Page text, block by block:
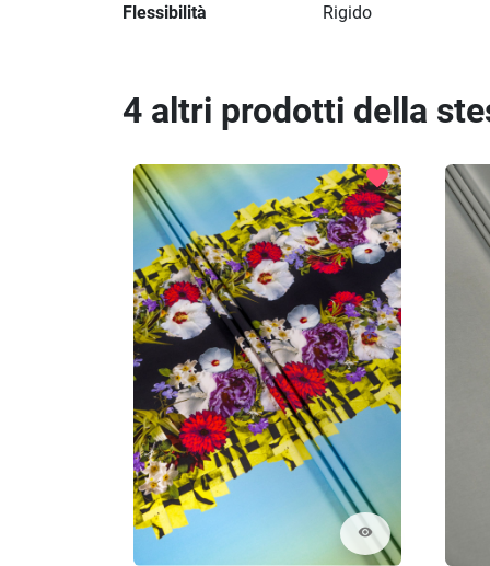
Flessibilità Rigido
4 altri prodotti della
visibility
favorite